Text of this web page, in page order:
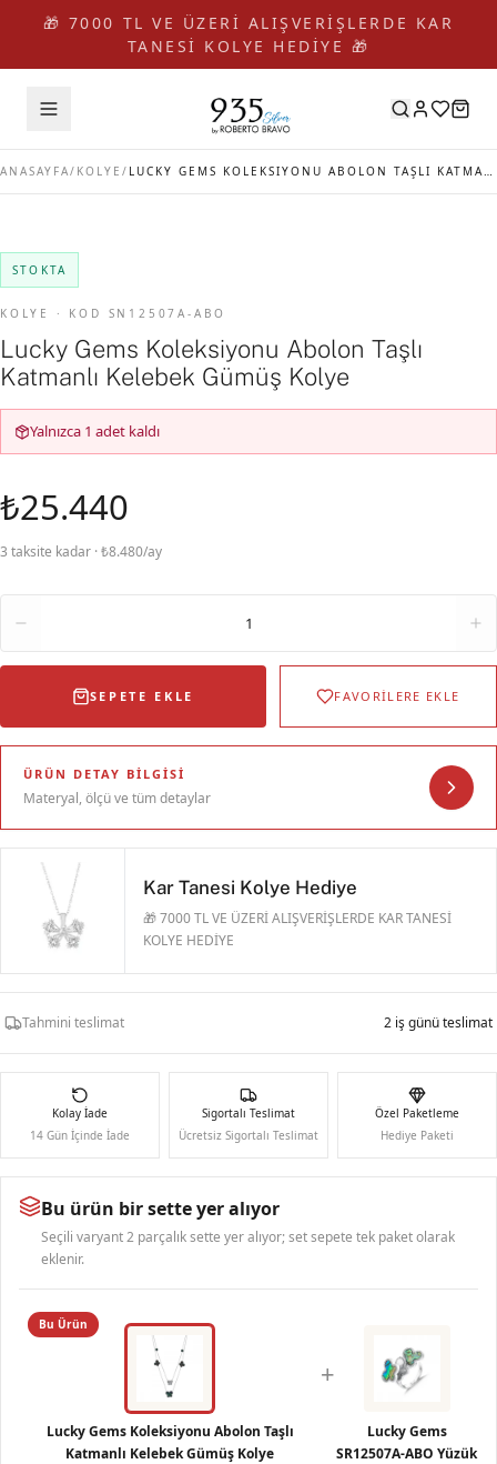
🎁 7000 TL VE ÜZERİ ALIŞVERİŞLERDE KAR
TANESİ KOLYE HEDİYE 🎁
ANASAYFA/ KOLYE / LUCKY GEMS KOLEKSIYONU ABOLON TAŞLI KATMANLI KELEBEK GÜMÜŞ KOLYE
STOKTA
KOLYE · KOD SN12507A-ABO
Lucky Gems Koleksiyonu Abolon Taşlı
Katmanlı Kelebek Gümüş Kolye
Yalnızca 1 adet kaldı
₺25.440
3 taksite kadar · ₺8.480/ay
1
SEPETE EKLE FAVORİLERE EKLE
ÜRÜN DETAY BILGISI
Materyal, ölçü ve tüm detaylar
Kar Tanesi Kolye Hediye
🎁 7000 TL VE ÜZERİ ALIŞVERİŞLERDE KAR TANESİ
KOLYE HEDİYE
Tahmini teslimat 2 iş günü teslimat
Kolay İade
14 Gün İçinde İade
Sigortalı Teslimat
Ücretsiz Sigortalı Teslimat
Özel Paketleme
Hediye Paketi
Bu ürün bir sette yer alıyor
Seçili varyant 2 parçalık sette yer alıyor; set sepete tek paket olarak
eklenir.
Bu Ürün
Lucky Gems Koleksiyonu Abolon Taşlı
Katmanlı Kelebek Gümüş Kolye
+
Lucky Gems
SR12507A-ABO Yüzük